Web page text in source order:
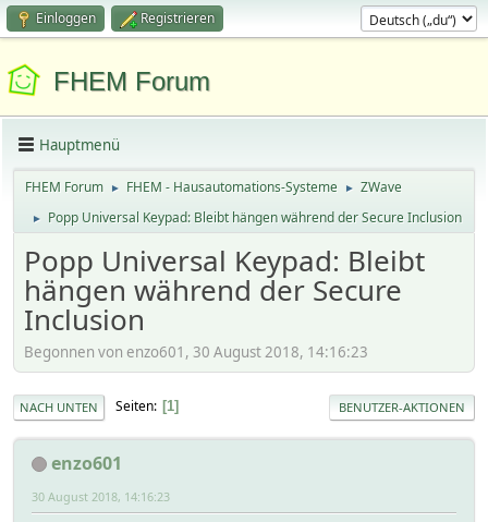
Einloggen Registrieren
FHEM Forum
Hauptmenü
FHEM Forum ► FHEM - Hausautomations-Systeme ► ZWave
► Popp Universal Keypad: Bleibt hängen während der Secure Inclusion
Popp Universal Keypad: Bleibt
hängen während der Secure
Inclusion
Begonnen von enzo601, 30 August 2018, 14:16:23
NACH UNTEN Seiten 1 BENUTZER-AKTIONEN
enzo601
30 August 2018, 14:16:23